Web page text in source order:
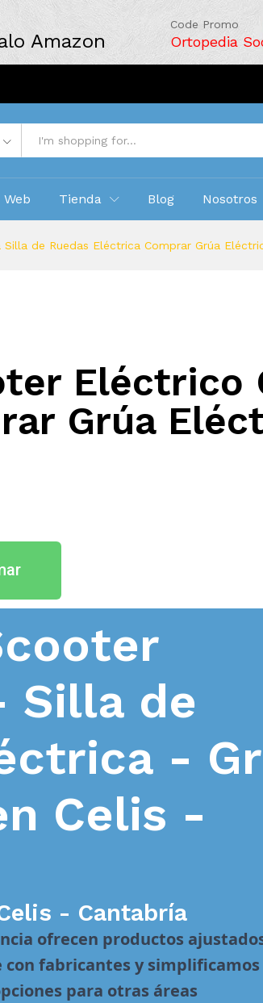
Amazon
Code Promo
Ortopedia
Web Tienda Blog Nosotros
de Ruedas Eléctrica Comprar Grúa
Eléctrico
Grúa
Silla de
-
Celis -
- Cantabría
ofrecen productos
fabricantes y simplificamos
para otras áreas